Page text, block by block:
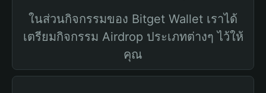
ในส่วนกิจกรรมของ Bitget Wallet เราได้
เตรียมกิจกรรม Airdrop ประเภทต่างๆ ไว้ให้
คุณ